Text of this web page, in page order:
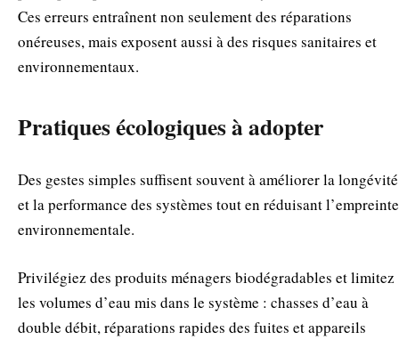
Ces erreurs entraînent non seulement des réparations
onéreuses, mais exposent aussi à des risques sanitaires et
environnementaux.
Pratiques écologiques à adopter
Des gestes simples suffisent souvent à améliorer la longévité
et la performance des systèmes tout en réduisant l’empreinte
environnementale.
Privilégiez des produits ménagers biodégradables et limitez
les volumes d’eau mis dans le système : chasses d’eau à
double débit, réparations rapides des fuites et appareils